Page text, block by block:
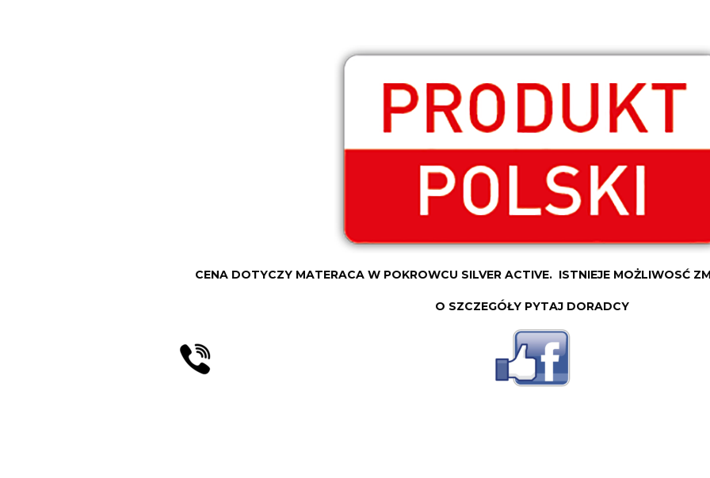
CENA DOTYCZY MATERACA W POKROWCU SILVER ACTIVE. ISTNIEJE MOŻLIWOSĆ
O SZCZEGÓŁY PYTAJ DORADCY